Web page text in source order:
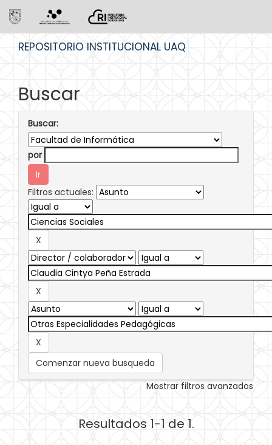
REPOSITORIO INSTITUCIONAL UAQ
Buscar
Buscar:
por
Filtros actuales:
Comenzar nueva busqueda
Mostrar filtros avanzados
Resultados 1-1 de 1.